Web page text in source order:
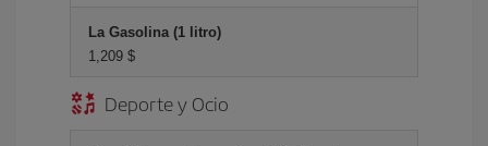
La Gasolina (1 litro)
1,209 $
Deporte y Ocio